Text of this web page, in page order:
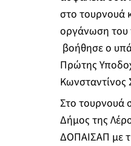
στο τουρνουά
οργάνωση του
βοήθησε ο
Πρώτης
Κωνσταντίνος
Στο τουρνουά
Δήμος της
ΔΟΠΑΙΣΑΠ με